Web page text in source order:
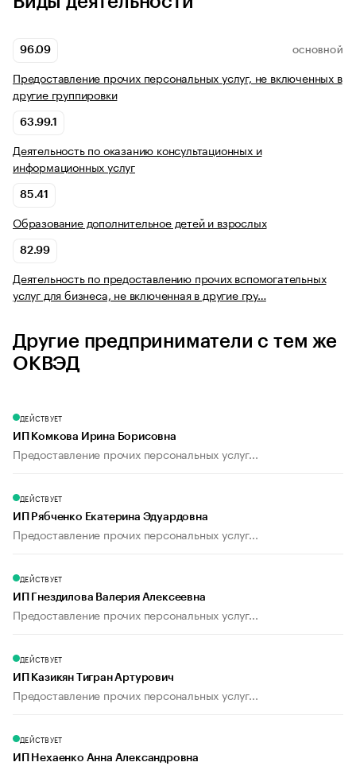
96.09 ОСНОВНОЙ
Предоставление прочих персональных услуг, не включенных в
другие группировки
63.99.1
Деятельность по оказанию консультационных и
информационных услуг
85.41
Образование дополнительное детей и взрослых
82.99
Деятельность по предоставлению прочих вспомогательных
услуг для бизнеса, не включенная в другие гру…
Другие предприниматели с тем же
ОКВЭД
ДЕЙСТВУЕТ
ИП Комкова Ирина Борисовна
Предоставление прочих персональных услуг...
ДЕЙСТВУЕТ
ИП Рябченко Екатерина Эдуардовна
Предоставление прочих персональных услуг...
ДЕЙСТВУЕТ
ИП Гнездилова Валерия Алексеевна
Предоставление прочих персональных услуг...
ДЕЙСТВУЕТ
ИП Казикян Тигран Артурович
Предоставление прочих персональных услуг...
ДЕЙСТВУЕТ
ИП Нехаенко Анна Александровна